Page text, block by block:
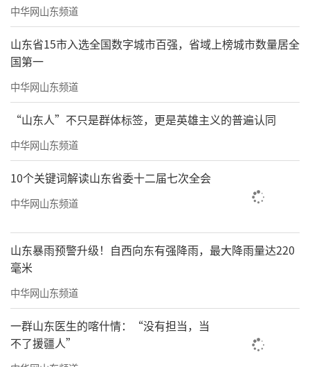
HEALTH·健康办公
配备24小时恒温空调与新风循环系统，全
年稳定运行时长可达10个月，法定节假日同步
开放，改善传统写字楼温控限时使用的不便；
项目单独铺设分层直饮水管路，引入浮山山泉
水源，每层设置独立取水点位，打造更健康的
办公饮水配套，新风设备可持续过滤、置换室
内空气，维持空间空气流通清新。
HEALTH·铂金空间
打造适配大中型企业的定制化办公空间，
设计兼顾实用性与观景体验：最高得房率约7
中华网山东频道
山东省15市入选全国数字城市百强，省域上榜城市数量居全
国第一
中华网山东频道
“山东人”不只是群体标签，更是英雄主义的普遍认同
中华网山东频道
10个关键词解读山东省委十二届七次全会
中华网山东频道
山东暴雨预警升级！自西向东有强降雨，最大降雨量达220
毫米
中华网山东频道
一群山东医生的喀什情：“没有担当，当
不了援疆人”